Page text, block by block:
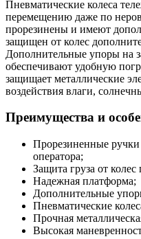
Пневматические колеса
перемещению даже по
прорезинены и имеют
защищен от колес
Дополнительные упоры на
обеспечивают удобную
защищает металлические
воздействия влаги,
Преимущества и
Прорезиненные
оператора;
Защита груза от
Надежная платформа;
Дополнительные
Пневматические
Прочная
Высокая